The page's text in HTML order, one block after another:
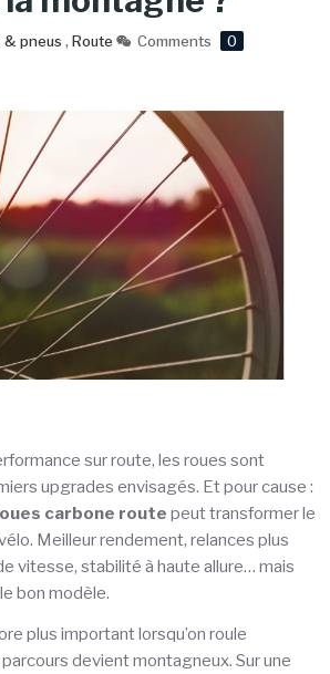
& pneus , Route Comments 0
sur route, les roues sont
upgrades envisagés. Et pour cause :
carbone route peut transformer le
Meilleur rendement, relances plus
vitesse, stabilité à haute allure… mais
bon modèle.
plus important lorsqu’on roule
devient montagneux. Sur une